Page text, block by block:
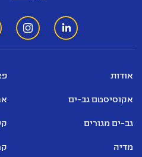
אודות
אקוסיסטם גב-ים
גב-ים מגורים
מדיה